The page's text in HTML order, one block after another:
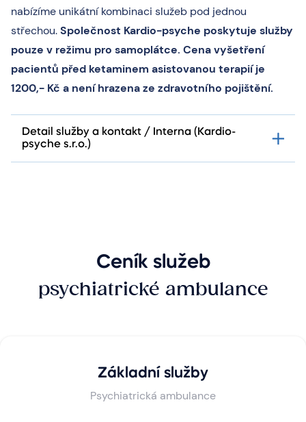
nabízíme unikátní kombinaci služeb pod jednou
střechou.Společnost Kardio-psyche poskytuje služby
pouze v režimu pro samoplátce. Cena vyšetření
pacientů před ketaminem asistovanou terapií je
1200,- Kč a není hrazena ze zdravotního pojištění.
Detail služby a kontakt / Interna (Kardio-
psyche s.r.o.)
Ceník služeb
psychiatrické ambulance
Základní služby
Psychiatrická ambulance